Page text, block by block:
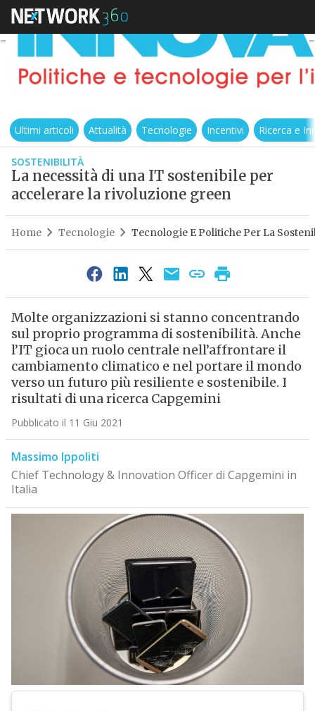
Ultimi articoli Attualità Tecnologie Incentivi Ricerca e
SOSTENIBILITÀ
La necessità di una IT sostenibile per
accelerare la rivoluzione green
Home Tecnologie Tecnologie E Politiche Per La
Molte organizzazioni si stanno concentrando
sul proprio programma di sostenibilità. Anche
l’IT gioca un ruolo centrale nell’affrontare il
cambiamento climatico e nel portare il mondo
verso un futuro più resiliente e sostenibile. I
risultati di una ricerca Capgemini
Pubblicato il 11 Giu 2021
Massimo Ippoliti
Chief Technology & Innovation Officer di Capgemini in
Italia